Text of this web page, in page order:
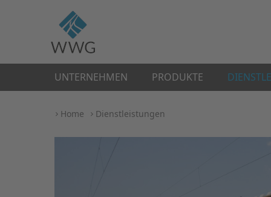
UNTERNEHMEN PRODUKTE
Home Dienstleistungen